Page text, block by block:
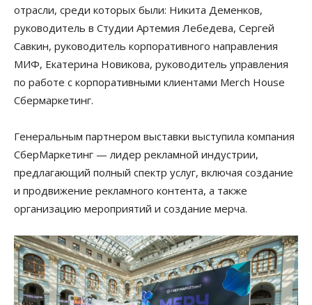
отрасли, среди которых были: Никита Деменков,
руководитель в Студии Артемия Лебедева, Сергей
Савкин, руководитель корпоративного направления
МИФ, Екатерина Новикова, руководитель управления
по работе с корпоративными клиентами Merch House
Сбермаркетинг.
Генеральным партнером выставки выступила компания
СберМаркетинг — лидер рекламной индустрии,
предлагающий полный спектр услуг, включая создание
и продвижение рекламного контента, а также
организацию мероприятий и создание мерча.